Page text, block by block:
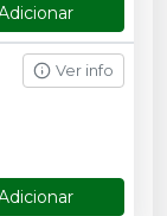
Ver info